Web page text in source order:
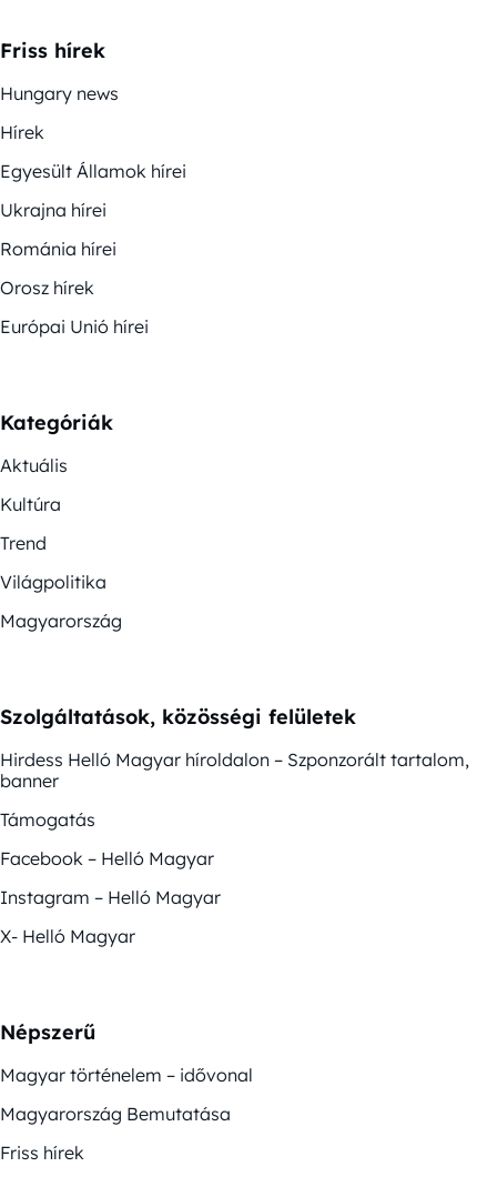
Friss hírek
Hungary news
Hírek
Egyesült Államok hírei
Ukrajna hírei
Románia hírei
Orosz hírek
Európai Unió hírei
Kategóriák
Aktuális
Kultúra
Trend
Világpolitika
Magyarország
Szolgáltatások, közösségi felületek
Hirdess Helló Magyar híroldalon – Szponzorált tartalom,
banner
Támogatás
Facebook – Helló Magyar
Instagram – Helló Magyar
X- Helló Magyar
Népszerű
Magyar történelem – idővonal
Magyarország Bemutatása
Friss hírek